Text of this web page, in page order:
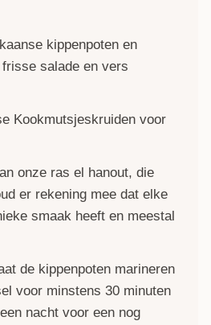
kippenpoten en
frisse salade en vers
Kookmutsjeskruiden voor
onze ras el hanout, die
er rekening mee dat elke
smaak heeft en meestal
de kippenpoten marineren
voor minstens 30 minuten
nacht voor een nog